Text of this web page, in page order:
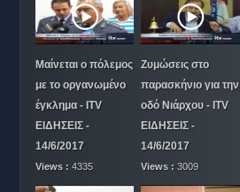
Μαίνεται ο πόλεμος
με το οργανωμένο
έγκλημα - ITV
ΕΙΔΗΣΕΙΣ -
14/6/2017
Views : 4335
Ζυμώσεις στο
παρασκήνιο για την
οδό Νιάρχου - ITV
ΕΙΔΗΣΕΙΣ -
14/6/2017
Views :3009